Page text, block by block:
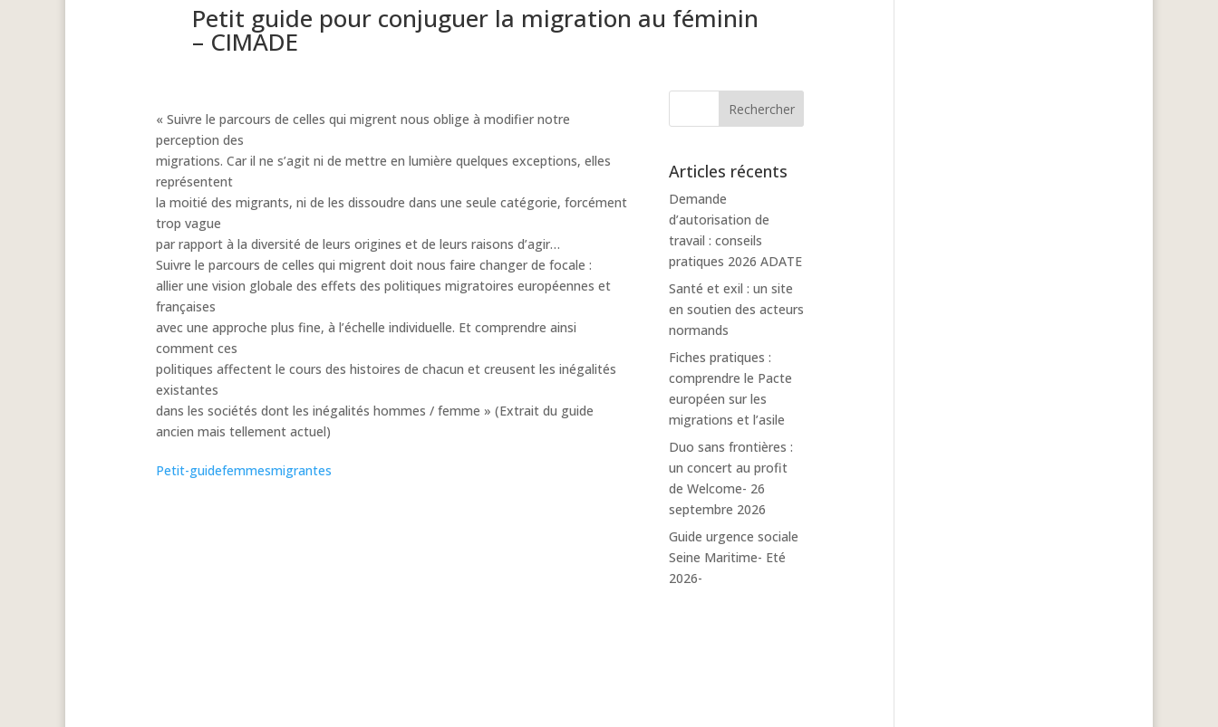
Petit guide pour conjuguer la migration au féminin
– CIMADE
« Suivre le parcours de celles qui migrent nous oblige à modifier notre
perception des
migrations. Car il ne s’agit ni de mettre en lumière quelques exceptions, elles
représentent
la moitié des migrants, ni de les dissoudre dans une seule catégorie, forcément
trop vague
par rapport à la diversité de leurs origines et de leurs raisons d’agir…
Suivre le parcours de celles qui migrent doit nous faire changer de focale :
allier une vision globale des effets des politiques migratoires européennes et
françaises
avec une approche plus fine, à l’échelle individuelle. Et comprendre ainsi
comment ces
politiques affectent le cours des histoires de chacun et creusent les inégalités
existantes
dans les sociétés dont les inégalités hommes / femme » (Extrait du guide
ancien mais tellement actuel)
Petit-guidefemmesmigrantes
Articles récents
Demande
d’autorisation de
travail : conseils
pratiques 2026 ADATE
Santé et exil : un site
en soutien des acteurs
normands
Fiches pratiques :
comprendre le Pacte
européen sur les
migrations et l’asile
Duo sans frontières :
un concert au profit
de Welcome- 26
septembre 2026
Guide urgence sociale
Seine Maritime- Eté
2026-